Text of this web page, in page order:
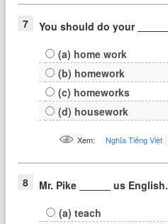
7 You should do your
(a) home work
(b) homework
(c) homeworks
(d) housework
Xem: Nghĩa Tiếng Việt
8 Mr. Pike
us English.
(a) teach